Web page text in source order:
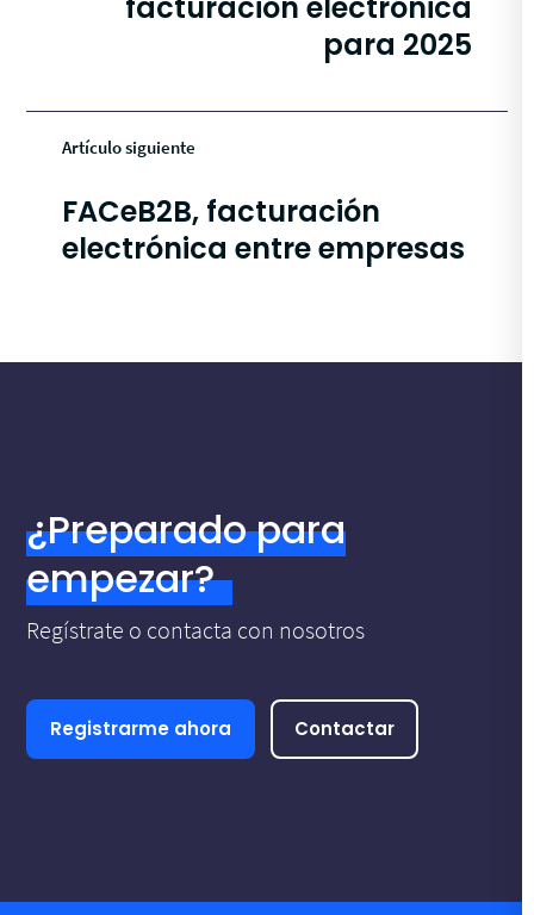
para 2025
Artículo siguiente
FACeB2B, facturación
electrónica entre empresas
¿Preparado para
empezar?
Regístrate o contacta con nosotros
Registrarme ahora Contactar